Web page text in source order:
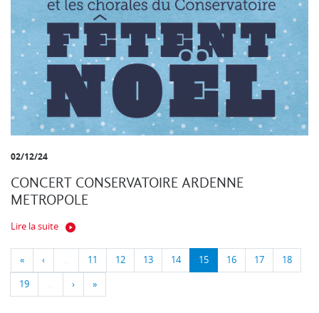
02/12/24
CONCERT CONSERVATOIRE ARDENNE
METROPOLE
Lire la suite
« ‹ … 11 12 13 14 15 16 17 18
19 … › »